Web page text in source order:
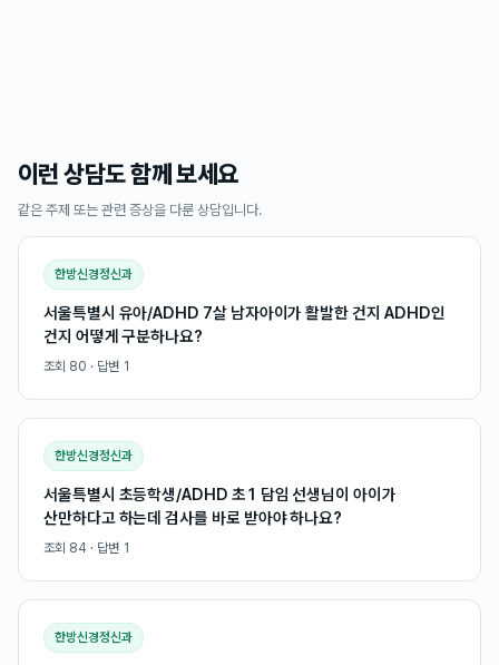
이런 상담도 함께 보세요
같은 주제 또는 관련 증상을 다룬 상담입니다.
한방신경정신과
서울특별시 유아/ADHD 7살 남자아이가 활발한 건지 ADHD인
건지 어떻게 구분하나요?
조회 80 · 답변 1
한방신경정신과
서울특별시 초등학생/ADHD 초1 담임 선생님이 아이가
산만하다고 하는데 검사를 바로 받아야 하나요?
조회 84 · 답변 1
한방신경정신과